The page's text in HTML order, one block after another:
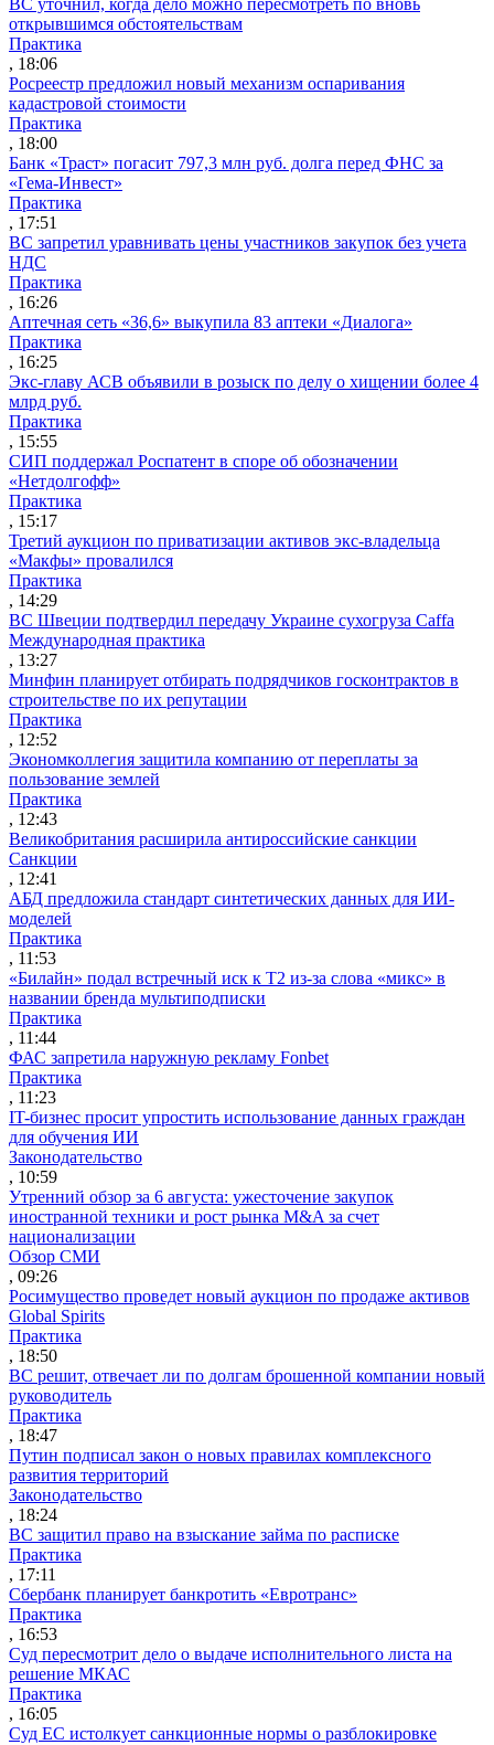
открывшимся обстоятельствам
Практика
, 18:06
Росреестр предложил новый механизм оспаривания
кадастровой стоимости
Практика
, 18:00
Банк «Траст» погасит 797,3 млн руб. долга перед ФНС за
«Гема-Инвест»
Практика
, 17:51
ВС запретил уравнивать цены участников закупок без учета
НДС
Практика
, 16:26
Аптечная сеть «36,6» выкупила 83 аптеки «Диалога»
Практика
, 16:25
Экс-главу АСВ объявили в розыск по делу о хищении более 4
млрд руб.
Практика
, 15:55
СИП поддержал Роспатент в споре об обозначении
«Нетдолгофф»
Практика
, 15:17
Третий аукцион по приватизации активов экс-владельца
«Макфы» провалился
Практика
, 14:29
ВС Швеции подтвердил передачу Украине сухогруза Caffa
Международная практика
, 13:27
Минфин планирует отбирать подрядчиков госконтрактов в
строительстве по их репутации
Практика
, 12:52
Экономколлегия защитила компанию от переплаты за
пользование землей
Практика
, 12:43
Великобритания расширила антироссийские санкции
Санкции
, 12:41
АБД предложила стандарт синтетических данных для ИИ-
моделей
Практика
, 11:53
«Билайн» подал встречный иск к Т2 из-за слова «микс» в
названии бренда мультиподписки
Практика
, 11:44
ФАС запретила наружную рекламу Fonbet
Практика
, 11:23
IT-бизнес просит упростить использование данных граждан
для обучения ИИ
Законодательство
, 10:59
Утренний обзор за 6 августа: ужесточение закупок
иностранной техники и рост рынка M&A за счет
национализации
Обзор СМИ
, 09:26
Росимущество проведет новый аукцион по продаже активов
Global Spirits
Практика
, 18:50
ВС решит, отвечает ли по долгам брошенной компании новый
руководитель
Практика
, 18:47
Путин подписал закон о новых правилах комплексного
развития территорий
Законодательство
, 18:24
ВС защитил право на взыскание займа по расписке
Практика
, 17:11
Сбербанк планирует банкротить «Евротранс»
Практика
, 16:53
Суд пересмотрит дело о выдаче исполнительного листа на
решение МКАС
Практика
, 16:05
Суд ЕС истолкует санкционные нормы о разблокировке